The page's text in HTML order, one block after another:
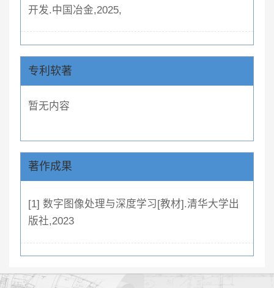
开发.中国冶金,2025,
专利软著
暂无内容
著作成果
[1] 数字图像处理与深度学习[教材].清华大学出
版社,2023